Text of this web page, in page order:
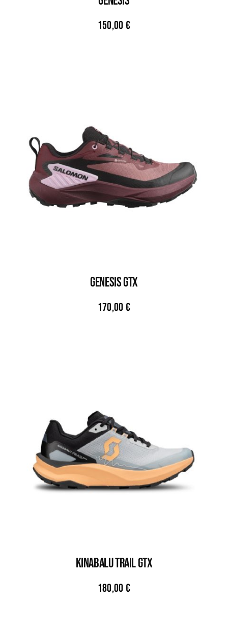
150,00 €
GENESIS GTX
170,00 €
KINABALU TRAIL GTX
180,00 €